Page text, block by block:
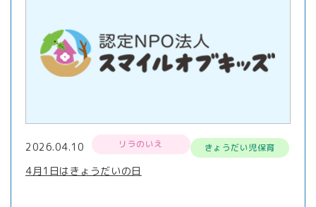
2026.04.10 リラのいえ きょうだい児保育
4月1日はきょうだいの日